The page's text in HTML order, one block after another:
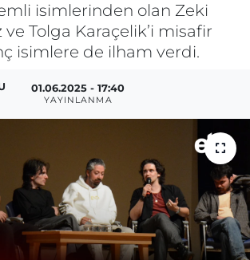
isimlerinden olan Zeki
Tolga Karaçelik’i misafir
isimlere de ilham verdi.
01.06.2025 - 17:40
YAYINLANMA